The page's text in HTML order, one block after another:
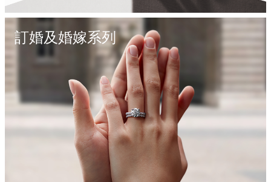
訂婚及婚嫁系列